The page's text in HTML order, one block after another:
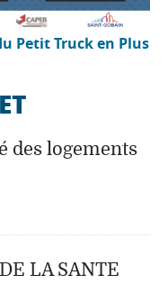
Petit Truck en Plus
des logements
LA SANTE